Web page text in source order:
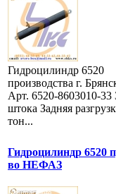
Гидроцилиндр 6520
производства г.
Арт. 6520-8603010-33
штока Задняя
тон...
Гидроцилиндр 6520
во НЕФАЗ